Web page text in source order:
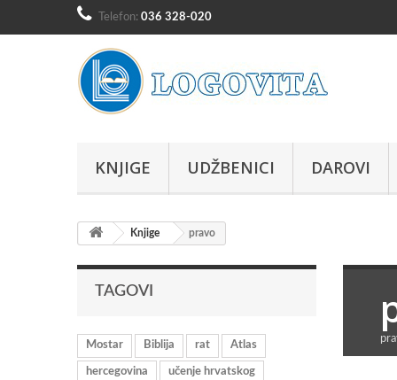
Telefon: 036 328-020
KNJIGE UDŽBENICI DAROVI
Knjige pravo
TAGOVI
Mostar Biblija rat Atlas
hercegovina učenje hrvatskog